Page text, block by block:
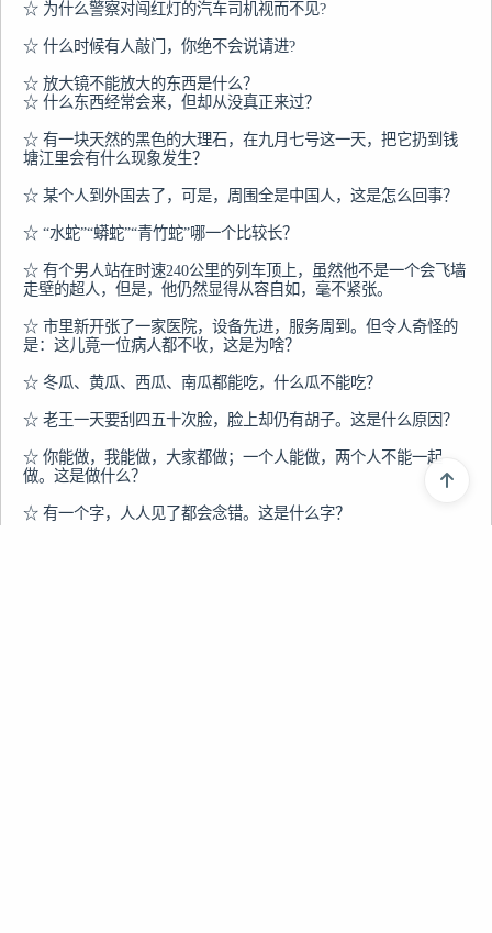
☆ 为什么警察对闯红灯的汽车司机视而不见?
☆ 什么时候有人敲门，你绝不会说请进?
☆ 放大镜不能放大的东西是什么？
☆ 什么东西经常会来，但却从没真正来过？
☆ 有一块天然的黑色的大理石，在九月七号这一天，把它扔到钱
塘江里会有什么现象发生？
☆ 某个人到外国去了，可是，周围全是中国人，这是怎么回事？
☆ “水蛇”“蟒蛇”“青竹蛇”哪一个比较长？
☆ 有个男人站在时速240公里的列车顶上，虽然他不是一个会飞墙
走壁的超人，但是，他仍然显得从容自如，毫不紧张。
☆ 市里新开张了一家医院，设备先进，服务周到。但令人奇怪的
是：这儿竟一位病人都不收，这是为啥？
☆ 冬瓜、黄瓜、西瓜、南瓜都能吃，什么瓜不能吃？
☆ 老王一天要刮四五十次脸，脸上却仍有胡子。这是什么原因？
☆ 你能做，我能做，大家都做；一个人能做，两个人不能一起
做。这是做什么？
☆ 有一个字，人人见了都会念错。这是什么字？